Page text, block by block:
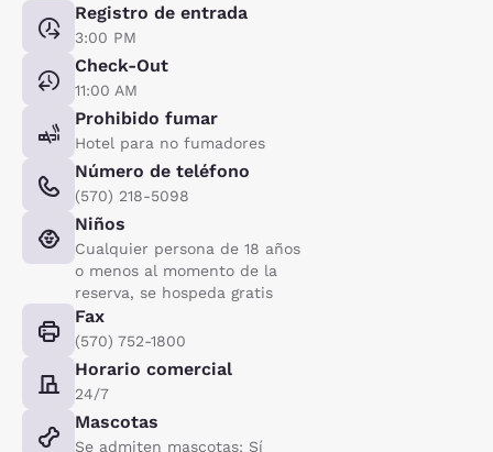
Registro de entrada
3:00 PM
Check-Out
11:00 AM
Prohibido fumar
Hotel para no fumadores
Número de teléfono
(570) 218-5098
Niños
Cualquier persona de 18 años
o menos al momento de la
reserva, se hospeda gratis
Fax
(570) 752-1800
Horario comercial
24/7
Mascotas
Se admiten mascotas: Sí